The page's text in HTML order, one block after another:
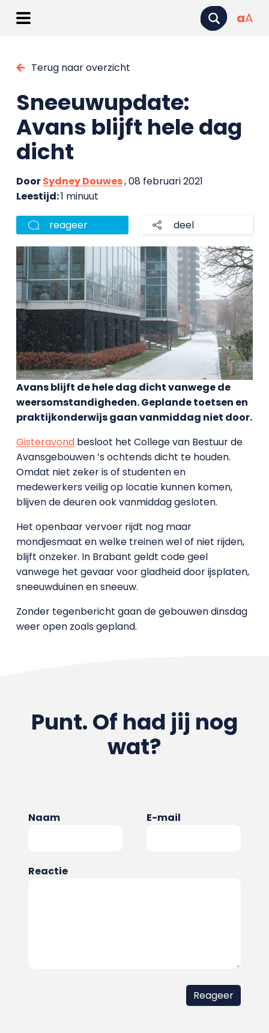
aA
Terug naar overzicht
Sneeuwupdate:
Avans blijft hele dag
dicht
DoorSydney Douwes, 08 februari 2021
Leestijd:1 minuut
reageer deel
Avans blijft de hele dag dicht vanwege de
weersomstandigheden. Geplande toetsen en
praktijkonderwijs gaan vanmiddag niet door.
Gisteravondbesloot het College van Bestuur de
Avansgebouwen ’s ochtends dicht te houden.
Omdat niet zeker is of studenten en
medewerkers veilig op locatie kunnen komen,
blijven de deuren ook vanmiddag gesloten.
Het openbaar vervoer rijdt nog maar
mondjesmaat en welke treinen wel of niet rijden,
blijft onzeker. In Brabant geldt code geel
vanwege het gevaar voor gladheid door ijsplaten,
sneeuwduinen en sneeuw.
Zonder tegenbericht gaan de gebouwen dinsdag
weer open zoals gepland.
Punt. Of had jij nog
wat?
Naam E-mail
Reactie